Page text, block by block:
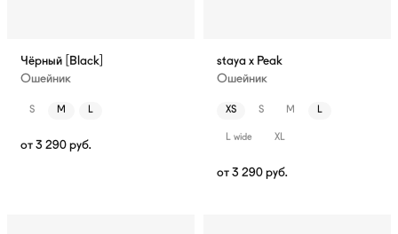
Чёрный [Black]
Ошейник
S M L
от 3 290 руб.
staya x Peak
Ошейник
XS S M L
L wide XL
от 3 290 руб.